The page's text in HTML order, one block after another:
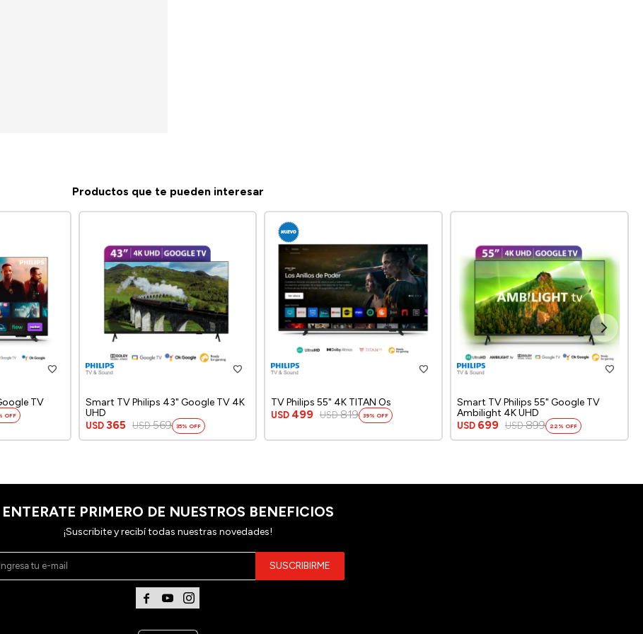
Productos que te pueden interesar
TV
Smart TV Philips 43" Google TV 4K
UHD
USD 365 USD 569 35
TV Philips 55" 4K TITAN Os
USD 499 USD 819 39
Smart TV Philips 55" Google TV
Ambilight 4K UHD
USD 699 USD 899 22
ENTERATE PRIMERO DE NUESTROS BENEFICIOS
¡Suscribite y recibí todas nuestras novedades!
SUSCRIBIRME
  